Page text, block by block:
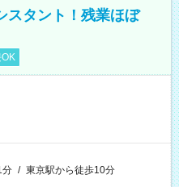
スタント！残業ほぼ
分 / 東京駅から徒歩10分